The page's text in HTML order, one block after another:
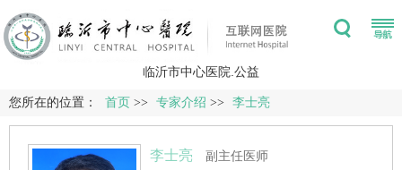
临沂市中心医院.公益
您所在的位置： 首页 >> 专家介绍 >> 李士亮
李士亮
副主任医师